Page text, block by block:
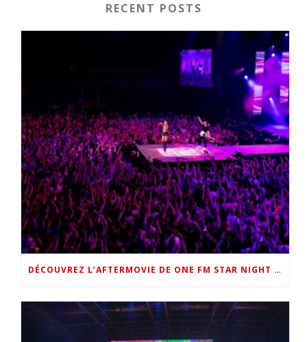
RECENT POSTS
DÉCOUVREZ L’AFTERMOVIE DE ONE FM STAR NIGHT 2022 !